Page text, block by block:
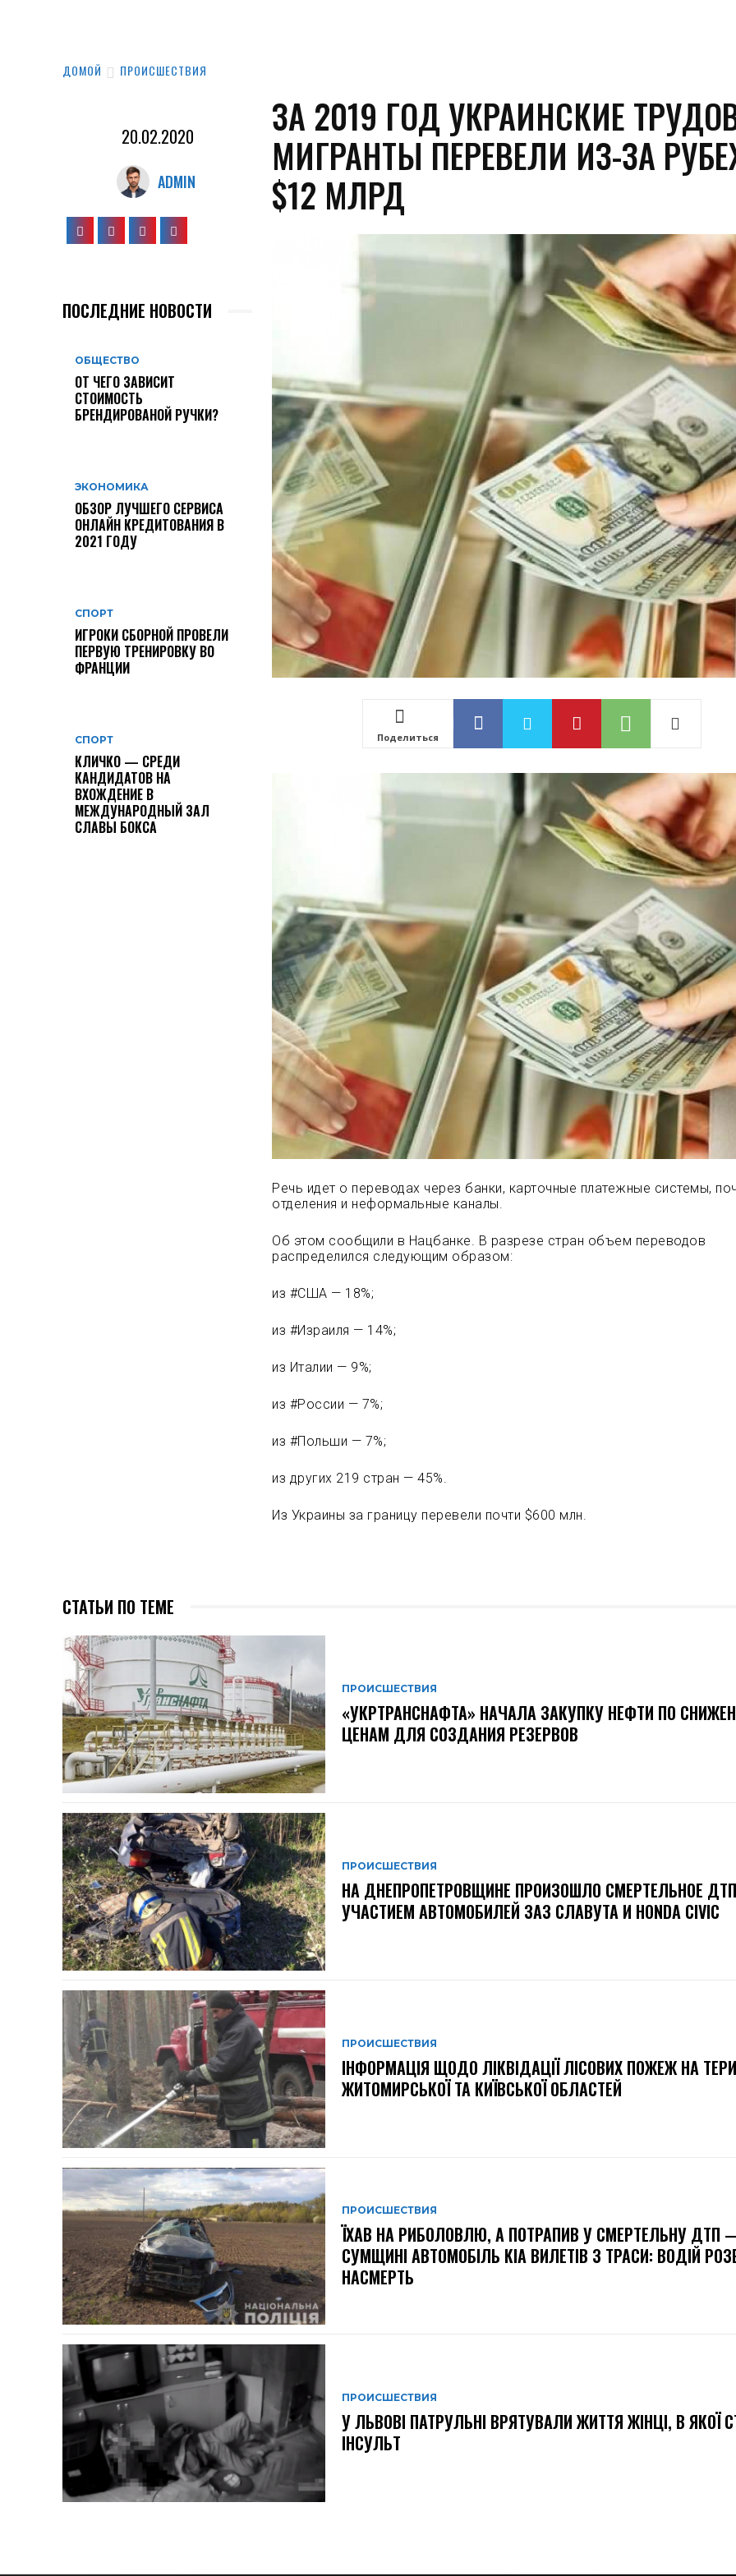
ДОМОЙ ПРОИСШЕСТВИЯ
20.02.2020
ADMIN
ПОСЛЕДНИЕ НОВОСТИ
ОБЩЕСТВО
ОТ ЧЕГО ЗАВИСИТ
СТОИМОСТЬ
БРЕНДИРОВАНОЙ РУЧКИ?
ЭКОНОМИКА
ОБЗОР ЛУЧШЕГО СЕРВИСА
ОНЛАЙН КРЕДИТОВАНИЯ В
2021 ГОДУ
СПОРТ
ИГРОКИ СБОРНОЙ ПРОВЕЛИ
ПЕРВУЮ ТРЕНИРОВКУ ВО
ФРАНЦИИ
СПОРТ
КЛИЧКО — СРЕДИ
КАНДИДАТОВ НА
ВХОЖДЕНИЕ В
МЕЖДУНАРОДНЫЙ ЗАЛ
СЛАВЫ БОКСА
ЗА 2019 ГОД УКРАИНСКИЕ
МИГРАНТЫ ПЕРЕВЕЛИ ИЗ-ЗА
$12 МЛРД
Поделиться
Речь идет о переводах через банки, карточные платежные системы,
отделения и неформальные каналы.
Об этом сообщили в Нацбанке. В разрезе стран объем переводов
распределился следующим образом:
из #США — 18%;
из #Израиля — 14%;
из Италии — 9%;
из #России — 7%;
из #Польши — 7%;
из других 219 стран — 45%.
Из Украины за границу перевели почти $600 млн.
СТАТЬИ ПО ТЕМЕ
ПРОИСШЕСТВИЯ
«УКРТРАНСНАФТА» НАЧАЛА ЗАКУПКУ НЕФТИ ПО
ЦЕНАМ ДЛЯ СОЗДАНИЯ РЕЗЕРВОВ
ПРОИСШЕСТВИЯ
НА ДНЕПРОПЕТРОВЩИНЕ ПРОИЗОШЛО СМЕРТЕЛЬНОЕ
УЧАСТИЕМ АВТОМОБИЛЕЙ ЗАЗ СЛАВУТА И HONDA CIVIC
ПРОИСШЕСТВИЯ
ІНФОРМАЦІЯ ЩОДО ЛІКВІДАЦІЇ ЛІСОВИХ ПОЖЕЖ НА
ЖИТОМИРСЬКОЇ ТА КИЇВСЬКОЇ ОБЛАСТЕЙ
ПРОИСШЕСТВИЯ
ЇХАВ НА РИБОЛОВЛЮ, А ПОТРАПИВ У СМЕРТЕЛЬНУ ДТП
СУМЩИНІ АВТОМОБІЛЬ KIA ВИЛЕТІВ З ТРАСИ: ВОДІЙ
НАСМЕРТЬ
ПРОИСШЕСТВИЯ
У ЛЬВОВІ ПАТРУЛЬНІ ВРЯТУВАЛИ ЖИТТЯ ЖІНЦІ, В ЯКОЇ
ІНСУЛЬТ